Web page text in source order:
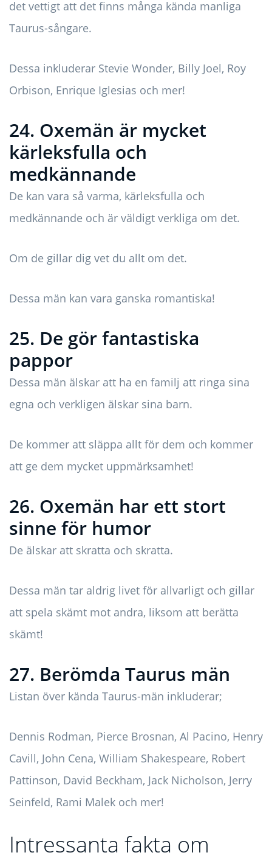
det vettigt att det finns många kända manliga
Taurus-sångare.
Dessa inkluderar Stevie Wonder, Billy Joel, Roy
Orbison, Enrique Iglesias och mer!
24. Oxemän är mycket
kärleksfulla och
medkännande
De kan vara så varma, kärleksfulla och
medkännande och är väldigt verkliga om det.
Om de gillar dig vet du allt om det.
Dessa män kan vara ganska romantiska!
25. De gör fantastiska
pappor
Dessa män älskar att ha en familj att ringa sina
egna och verkligen älskar sina barn.
De kommer att släppa allt för dem och kommer
att ge dem mycket uppmärksamhet!
26. Oxemän har ett stort
sinne för humor
De älskar att skratta och skratta.
Dessa män tar aldrig livet för allvarligt och gillar
att spela skämt mot andra, liksom att berätta
skämt!
27. Berömda Taurus män
Listan över kända Taurus-män inkluderar;
Dennis Rodman, Pierce Brosnan, Al Pacino, Henry
Cavill, John Cena, William Shakespeare, Robert
Pattinson, David Beckham, Jack Nicholson, Jerry
Seinfeld, Rami Malek och mer!
Intressanta fakta om